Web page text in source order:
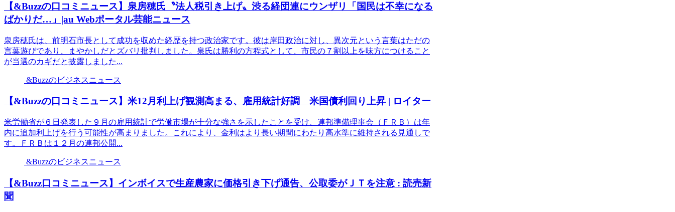
【&Buzzの口コミニュース】泉房穂氏〝法人税引き上げ〟渋る経団連にウンザリ「国民は不幸になる
ばかりだ…」|au Webポータル芸能ニュース
泉房穂氏は、前明石市長として成功を収めた経歴を持つ政治家です。彼は岸田政治に対し、異次元という言葉はただの
言葉遊びであり、まやかしだとズバリ批判しました。泉氏は勝利の方程式として、市民の７割以上を味方につけること
が当選のカギだと披露しました...
&Buzzのビジネスニュース
【&Buzzの口コミニュース】米12月利上げ観測高まる、雇用統計好調 米国債利回り上昇 | ロイター
米労働省が６日発表した９月の雇用統計で労働市場が十分な強さを示したことを受け、連邦準備理事会（ＦＲＢ）は年
内に追加利上げを行う可能性が高まりました。これにより、金利はより長い期間にわたり高水準に維持される見通しで
す。ＦＲＢは１２月の連邦公開...
&Buzzのビジネスニュース
【&Buzz口コミニュース】インボイスで生産農家に価格引き下げ通告、公取委がＪＴを注意 : 読売新
聞